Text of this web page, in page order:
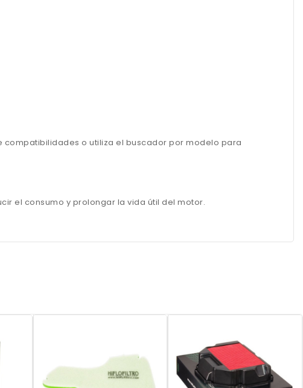
o utiliza el buscador por modelo para
el consumo y prolongar la vida útil del motor.